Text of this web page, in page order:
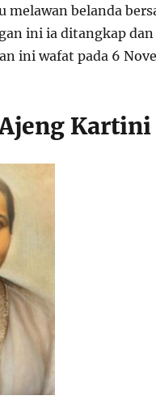
melawan belanda
ini ia ditangkap
ini wafat pada 6